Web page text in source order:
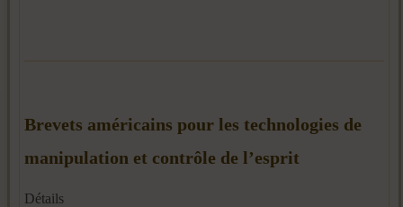
Brevets américains pour les technologies de
manipulation et contrôle de l’esprit
Détails